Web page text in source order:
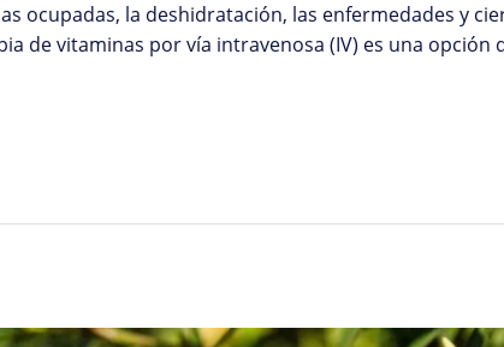
ocupadas, la deshidratación, las enfermedades y
de vitaminas por vía intravenosa (IV) es una